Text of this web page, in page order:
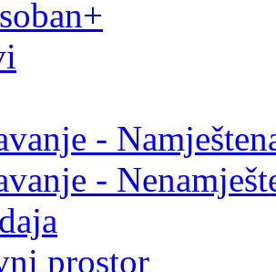
-
-
prostor